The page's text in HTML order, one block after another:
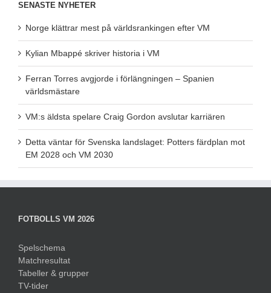
SENASTE NYHETER
Norge klättrar mest på världsrankingen efter VM
Kylian Mbappé skriver historia i VM
Ferran Torres avgjorde i förlängningen – Spanien
världsmästare
VM:s äldsta spelare Craig Gordon avslutar karriären
Detta väntar för Svenska landslaget: Potters färdplan mot
EM 2028 och VM 2030
FOTBOLLS VM 2026
Spelschema
Matchresultat
Tabeller & grupper
TV-tider